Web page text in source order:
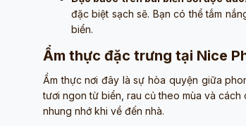
đặc biệt sạch sẽ. Bạn có thể tắm
biển.
Ẩm thực đặc trưng tại Nice
Ẩm thực nơi đây là sự hòa quyện giữa
tươi ngon từ biển, rau củ theo mùa và
nhung nhớ khi về đến nhà.